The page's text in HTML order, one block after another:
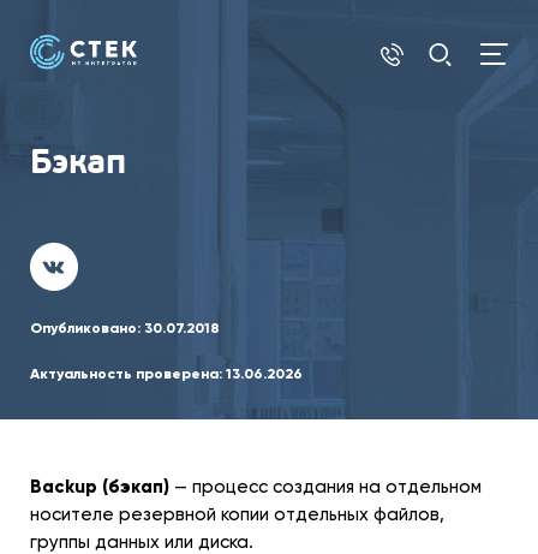
Бэкап
Опубликовано: 30.07.2018
Актуальность проверена: 13.06.2026
Backup (бэкап) — процесс создания на отдельном
носителе резервной копии отдельных файлов,
группы данных или диска.